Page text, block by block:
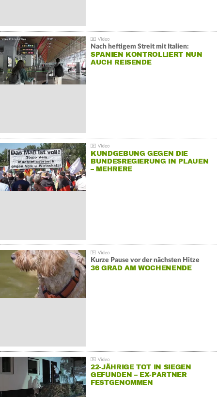
Nach heftigem Streit mit Italien:
SPANIEN KONTROLLIERT NUN
AUCH REISENDE
KUNDGEBUNG GEGEN DIE
BUNDESREGIERUNG IN PLAUEN
– MEHRERE
Kurze Pause vor der nächsten Hitze
36 GRAD AM WOCHENENDE
22-JÄHRIGE TOT IN SIEGEN
GEFUNDEN – EX-PARTNER
FESTGENOMMEN